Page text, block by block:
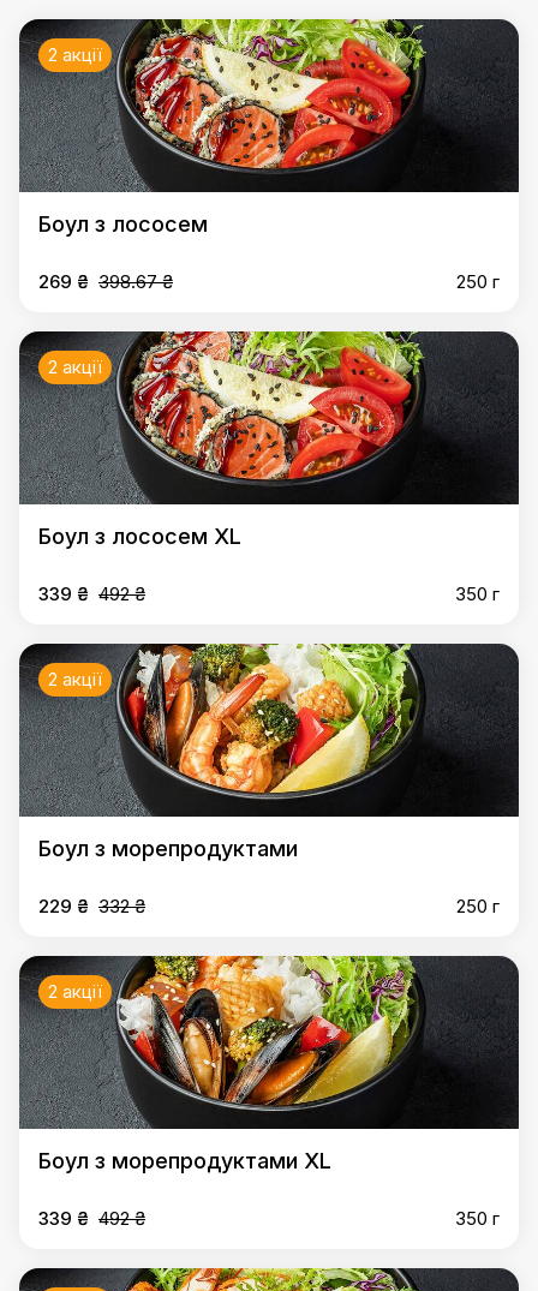
2 акції
Боул з лососем
269 ₴ 398.67 ₴ 250 г
2 акції
Боул з лососем XL
339 ₴ 492 ₴ 350 г
2 акції
Боул з морепродуктами
229 ₴ 332 ₴ 250 г
2 акції
Боул з морепродуктами XL
339 ₴ 492 ₴ 350 г